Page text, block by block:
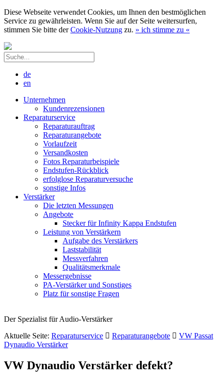
Diese Webseite verwendet Cookies, um Ihnen den bestmöglichen
Service zu gewährleisten. Wenn Sie auf der Seite weitersurfen,
stimmen Sie bitte derCookie-Nutzung zu. » ich stimme zu «
de
en
Unternehmen
Kundenrezensionen
Reparaturservice
Reparaturauftrag
Reparaturangebote
Vorlaufzeit
Versandkosten
Fotos Reparaturbeispiele
Endstufen-Rückblick
erfolglose Reparaturversuche
sonstige Infos
Verstärker
Die letzten Messungen
Angebote
Stecker für Infinity Kappa Endstufen
Leistung von Verstärkern
Aufgabe des Verstärkers
Laststabilität
Messverfahren
Qualitätsmerkmale
Messergebnisse
PA-Verstärker und Sonstiges
Platz für sonstige Fragen
Der Spezialist für Audio-Verstärker
Aktuelle Seite: Reparaturservice Reparaturangebote
VW Passat
Dynaudio Verstärker
VW Dynaudio Verstärker defekt?